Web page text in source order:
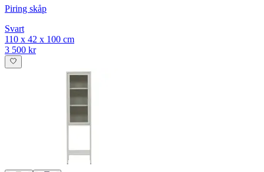
Piring skåp
Svart
110 x 42 x 100 cm
3 500 kr